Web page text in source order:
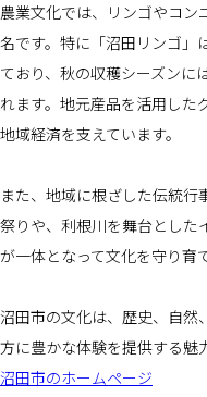
農業文化では、リンゴやコン
名です。特に「沼田リンゴ」
ており、秋の収穫シーズンに
れます。地元産品を活用した
地域経済を支えています。
また、地域に根ざした伝統行
祭りや、利根川を舞台とした
が一体となって文化を守り育
沼田市の文化は、歴史、自然
方に豊かな体験を提供する魅
沼田市のホームページ